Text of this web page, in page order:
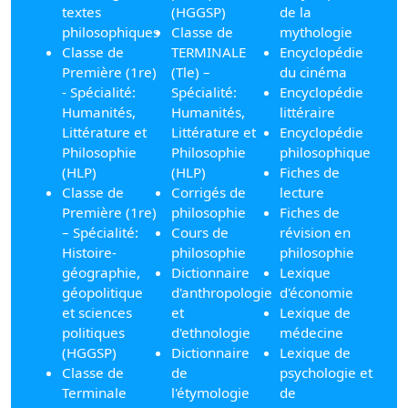
textes
philosophiques
Classe de
Première (1re)
- Spécialité:
Humanités,
Littérature et
Philosophie
(HLP)
Classe de
Première (1re)
– Spécialité:
Histoire-
géographie,
géopolitique
et sciences
politiques
(HGGSP)
Classe de
Terminale
(HGGSP)
Classe de
TERMINALE
(Tle) –
Spécialité:
Humanités,
Littérature et
Philosophie
(HLP)
Corrigés de
philosophie
Cours de
philosophie
Dictionnaire
d'anthropologie
et
d'ethnologie
Dictionnaire
de
l'étymologie
de la
mythologie
Encyclopédie
du cinéma
Encyclopédie
littéraire
Encyclopédie
philosophique
Fiches de
lecture
Fiches de
révision en
philosophie
Lexique
d'économie
Lexique de
médecine
Lexique de
psychologie et
de